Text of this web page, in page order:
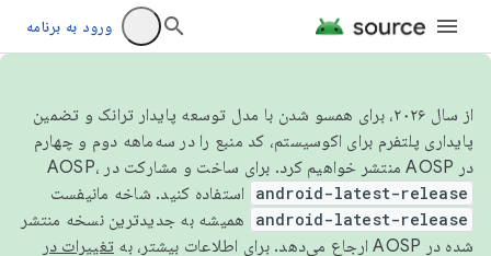
ورود به برنامه
از سال ۲۰۲۶، برای همسو شدن با مدل توسعه پایدار ترانک و تضمین
پایداری پلتفرم برای اکوسیستم، کد منبع را در سه‌ماهه دوم و چهارم
در AOSP منتشر خواهیم کرد. برای ساخت و مشارکت در AOSP،
android-latest-release استفاده کنید. شاخه مانیفست
android-latest-release
همیشه به جدیدترین نسخه منتشر
شده در AOSP ارجاع می‌دهد. برای اطلاعات بیشتر، به
تغییرات در